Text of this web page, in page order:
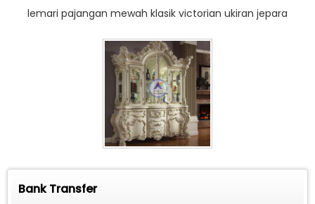
lemari pajangan mewah klasik victorian ukiran jepara
Bank Transfer